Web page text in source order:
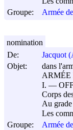
Groupe:
Armée
De:
Jacquot
Objet:
dans
ARMÉE
I. ―
Corps
Au grade
Les
Groupe:
Armée
nomination